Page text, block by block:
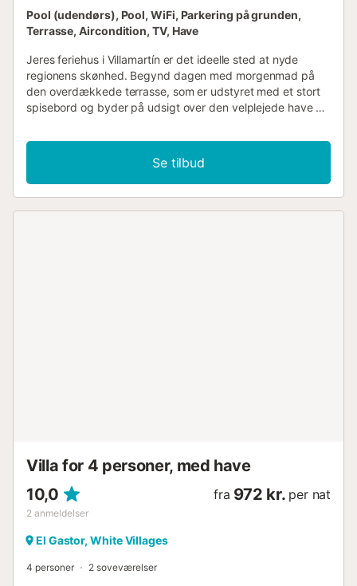
Pool (udendørs), Pool, WiFi, Parkering på grunden,
Terrasse, Aircondition, TV, Have
Jeres feriehus i Villamartín er det ideelle sted at nyde
regionens skønhed. Begynd dagen med morgenmad på
den overdækkede terrasse, som er udstyret med et stort
spisebord og byder på udsigt over den velplejede have og
I drikker jeres morgenkaffe. Poolen lægger op til
forfriskende svømmeture, og på de tilgængelige liggestole
kan I slappe af i solen. Husets køkken gør det nemt at
tilberede daglige måltider til familien. Planlæg også en
Se tilbud
Villa for 4 personer, med have
10,0
2 anmeldelser
fra 972 kr. per nat
El Gastor, White Villages
4 personer 2 soveværelser